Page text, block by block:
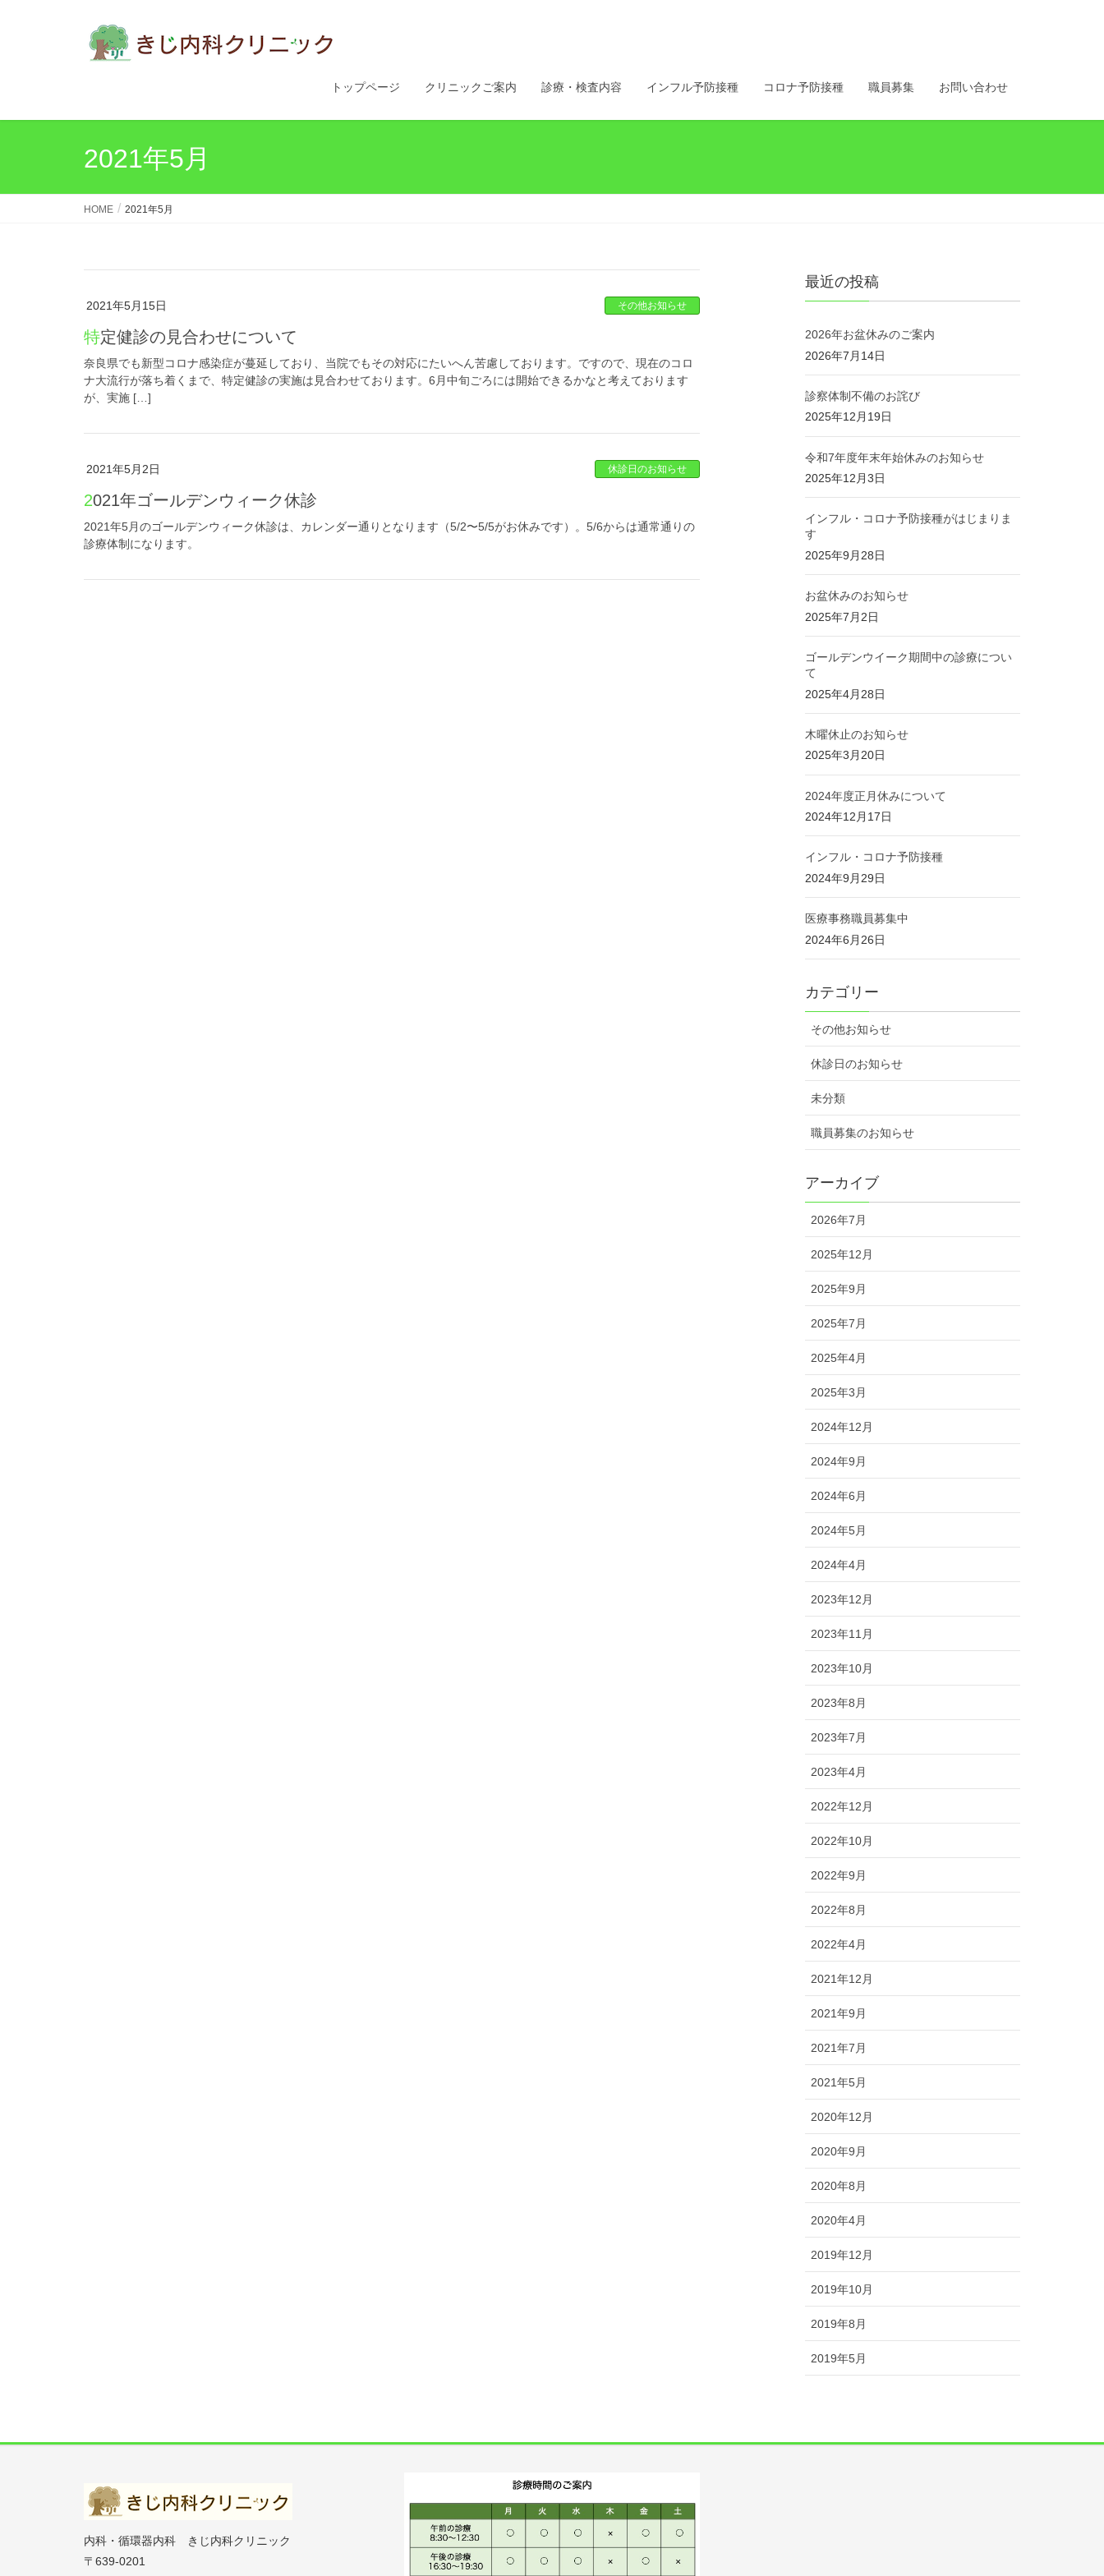
トップページ クリニックご案内 診療・検査内容 インフル予防接種 コロナ予防接種 職員募集 お問い合わせ
2021年5月
HOME 2021年5月
2021年5月15日 その他お知らせ
特定健診の見合わせについて
奈良県でも新型コロナ感染症が蔓延しており、当院でもその対応にたいへん苦慮しております。ですので、現在のコロ
ナ大流行が落ち着くまで、特定健診の実施は見合わせております。6月中旬ごろには開始できるかなと考えております
が、実施 […]
2021年5月2日 休診日のお知らせ
2021年ゴールデンウィーク休診
2021年5月のゴールデンウィーク休診は、カレンダー通りとなります（5/2〜5/5がお休みです）。5/6からは通常通りの
診療体制になります。
最近の投稿
2026年お盆休みのご案内
2026年7月14日
診察体制不備のお詫び
2025年12月19日
令和7年度年末年始休みのお知らせ
2025年12月3日
インフル・コロナ予防接種がはじまりま
す
2025年9月28日
お盆休みのお知らせ
2025年7月2日
ゴールデンウイーク期間中の診療につい
て
2025年4月28日
木曜休止のお知らせ
2025年3月20日
2024年度正月休みについて
2024年12月17日
インフル・コロナ予防接種
2024年9月29日
医療事務職員募集中
2024年6月26日
カテゴリー
その他お知らせ
休診日のお知らせ
未分類
職員募集のお知らせ
アーカイブ
2026年7月
2025年12月
2025年9月
2025年7月
2025年4月
2025年3月
2024年12月
2024年9月
2024年6月
2024年5月
2024年4月
2023年12月
2023年11月
2023年10月
2023年8月
2023年7月
2023年4月
2022年12月
2022年10月
2022年9月
2022年8月
2022年4月
2021年12月
2021年9月
2021年7月
2021年5月
2020年12月
2020年9月
2020年8月
2020年4月
2019年12月
2019年10月
2019年8月
2019年5月
内科・循環器内科 きじ内科クリニック
〒639-0201